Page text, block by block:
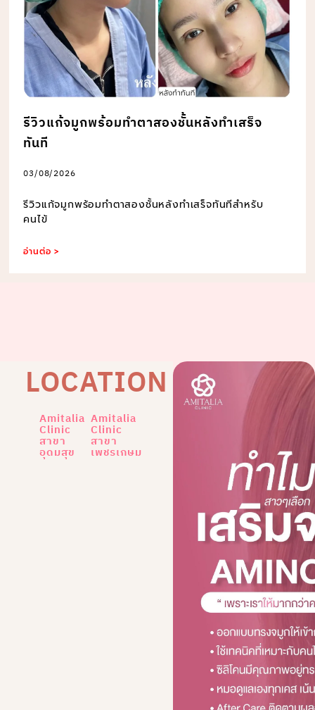
รีวิวแก้จมูกพร้อมทำตาสองชั้นหลังทำเสร็จ
ทันที
03/08/2026
รีวิวแก้จมูกพร้อมทำตาสองชั้นหลังทำเสร็จทันทีสำหรับ
คนไข้
อ่านต่อ >
LOCATION
Amitalia
Clinic
สาขา
อุดมสุข
Amitalia
Clinic
สาขา
เพชรเกษม